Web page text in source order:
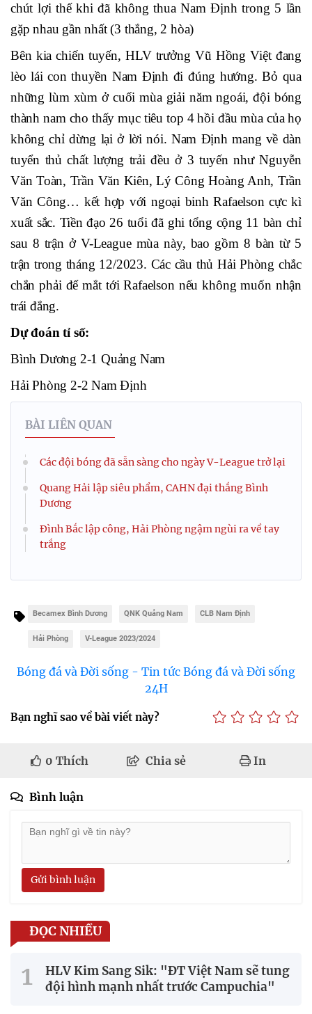
chút lợi thế khi đã không thua Nam Định trong 5 lần
gặp nhau gần nhất (3 thắng, 2 hòa)
Bên kia chiến tuyến, HLV trưởng Vũ Hồng Việt đang
lèo lái con thuyền Nam Định đi đúng hướng. Bỏ qua
những lùm xùm ở cuối mùa giải năm ngoái, đội bóng
thành nam cho thấy mục tiêu top 4 hồi đầu mùa của họ
không chỉ dừng lại ở lời nói. Nam Định mang về dàn
tuyển thủ chất lượng trải đều ở 3 tuyến như Nguyễn
Văn Toàn, Trần Văn Kiên, Lý Công Hoàng Anh, Trần
Văn Công… kết hợp với ngoại binh Rafaelson cực kì
xuất sắc. Tiền đạo 26 tuổi đã ghi tổng cộng 11 bàn chỉ
sau 8 trận ở V-League mùa này, bao gồm 8 bàn từ 5
trận trong tháng 12/2023. Các cầu thủ Hải Phòng chắc
chắn phải để mắt tới Rafaelson nếu không muốn nhận
trái đắng.
Dự đoán tỉ số:
Bình Dương 2-1 Quảng Nam
Hải Phòng 2-2 Nam Định
BÀI LIÊN QUAN
Các đội bóng đã sẵn sàng cho ngày V-League trở lại
Quang Hải lập siêu phẩm, CAHN đại thắng Bình
Dương
Đình Bắc lập công, Hải Phòng ngậm ngùi ra về tay
trắng
Becamex Bình Dương QNK Quảng Nam CLB Nam Định
Hải Phòng V-League 2023/2024
Bóng đá và Đời sống - Tin tức Bóng đá và Đời sống
24H
Bạn nghĩ sao về bài viết này?
0 Thích Chia sẻ In
Bình luận
Gửi bình luận
ĐỌC NHIỀU
HLV Kim Sang Sik: "ĐT Việt Nam sẽ tung
đội hình mạnh nhất trước Campuchia"